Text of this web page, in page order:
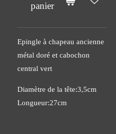
panier
Epingle à chapeau ancienne
métal doré et cabochon
central vert
Diamètre de la tête:3,5cm
Longueur:27cm